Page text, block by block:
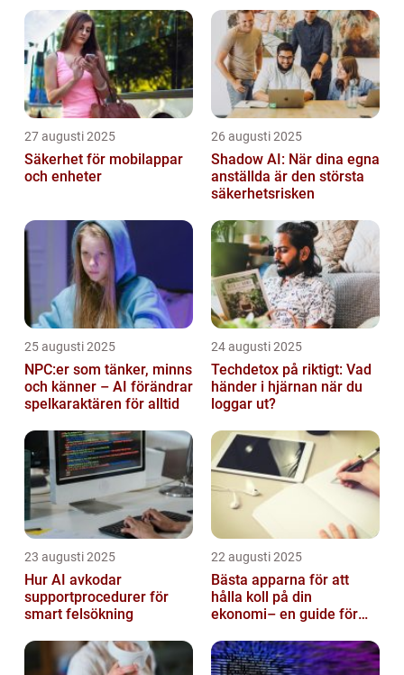
27 augusti 2025
Säkerhet för mobilappar
och enheter
26 augusti 2025
Shadow AI: När dina egna
anställda är den största
säkerhetsrisken
25 augusti 2025
NPC:er som tänker, minns
och känner – AI förändrar
spelkaraktären för alltid
24 augusti 2025
Techdetox på riktigt: Vad
händer i hjärnan när du
loggar ut?
23 augusti 2025
Hur AI avkodar
supportprocedurer för
smart felsökning
22 augusti 2025
Bästa apparna för att
hålla koll på din
ekonomi– en guide för